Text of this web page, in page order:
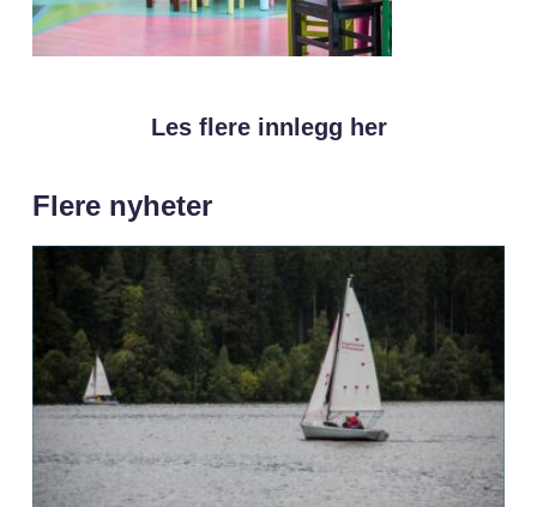
Les flere innlegg her
Flere nyheter